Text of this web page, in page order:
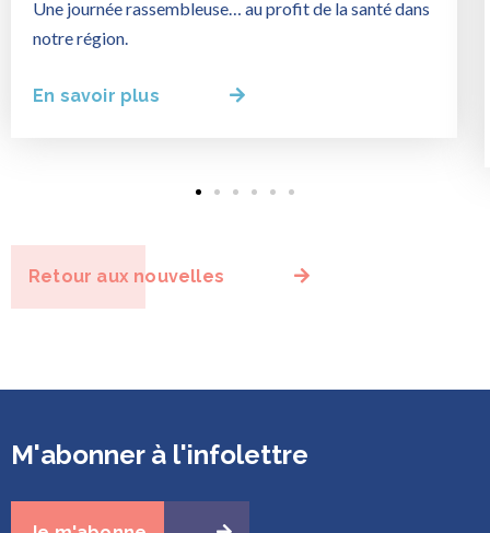
Une journée rassembleuse… au profit de la santé dans
notre région.
En savoir plus
Retour aux nouvelles
M'abonner à l'infolettre